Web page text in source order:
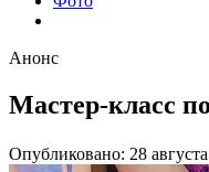
Анонс
Мастер-класс
Опубликовано: 28